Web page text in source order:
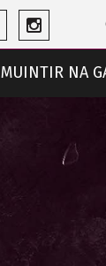
MUINTIR NA